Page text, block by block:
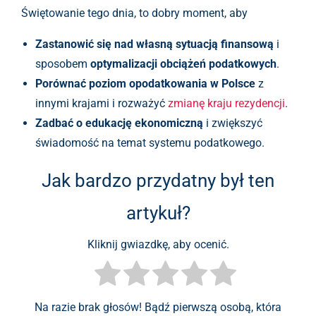
Świętowanie tego dnia, to dobry moment, aby
Zastanowić się nad własną sytuacją finansową i
sposobem optymalizacji obciążeń podatkowych.
Porównać poziom opodatkowania w Polsce z
innymi krajami i rozważyć zmianę kraju rezydencji.
Zadbać o edukację ekonomiczną i zwiększyć
świadomość na temat systemu podatkowego.
Jak bardzo przydatny był ten
artykuł?
Kliknij gwiazdkę, aby ocenić.
Na razie brak głosów! Bądź pierwszą osobą, która